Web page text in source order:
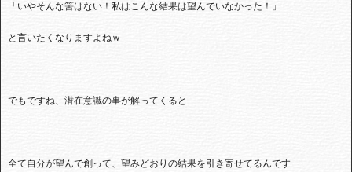
「いやそんな筈はない！私はこんな結果は望んでいなかった！」
と言いたくなりますよねｗ
でもですね、潜在意識の事が解ってくると
全て自分が望んで創って、望みどおりの結果を引き寄せてるんです